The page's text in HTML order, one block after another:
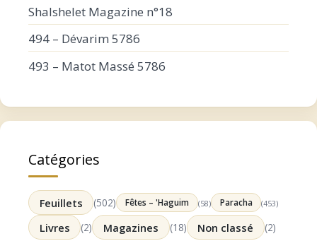
Shalshelet Magazine n°18
494 – Dévarim 5786
493 – Matot Massé 5786
Catégories
Feuillets (502) Fêtes – 'Haguim (58) Paracha (453)
Livres (2) Magazines (18) Non classé (2)